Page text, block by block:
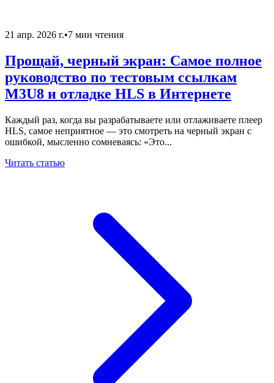
21 апр. 2026 г.•7 мин чтения
Прощай, черный экран: Самое полное
руководство по тестовым ссылкам
M3U8 и отладке HLS в Интернете
Каждый раз, когда вы разрабатываете или отлаживаете плеер
HLS, самое неприятное — это смотреть на черный экран с
ошибкой, мысленно сомневаясь: «Это...
Читать статью